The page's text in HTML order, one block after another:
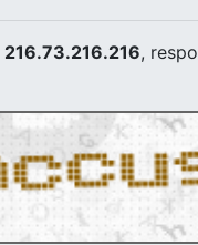
216.73.216.216,